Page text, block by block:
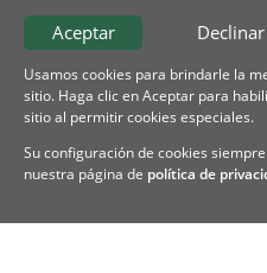
Declinar
Aceptar
Usamos cookies para brindarle la
sitio. Haga clic en Aceptar para
sitio al permitir cookies especiales.
Su configuración de cookies
nuestra página de política de